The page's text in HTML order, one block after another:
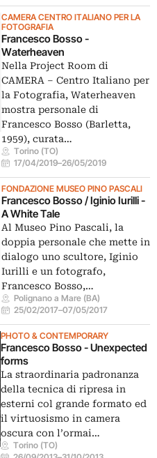
CAMERA CENTRO ITALIANO PER LA
FOTOGRAFIA
Francesco Bosso -
Waterheaven
Nella Project Room di
CAMERA – Centro Italiano per
la Fotografia, Waterheaven
mostra personale di
Francesco Bosso (Barletta,
1959), curata…
Torino (TO)
17/04/2019–26/05/2019
FONDAZIONE MUSEO PINO PASCALI
Francesco Bosso / Iginio Iurilli -
A White Tale
Al Museo Pino Pascali, la
doppia personale che mette in
dialogo uno scultore, Iginio
Iurilli e un fotografo,
Francesco Bosso,…
Polignano a Mare (BA)
25/02/2017–07/05/2017
PHOTO & CONTEMPORARY
Francesco Bosso - Unexpected
forms
La straordinaria padronanza
della tecnica di ripresa in
esterni col grande formato ed
il virtuosismo in camera
oscura con l’ormai…
Torino (TO)